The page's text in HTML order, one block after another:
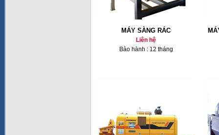
MÁY SÀNG RÁC
Liên hệ
Bảo hành : 12 tháng